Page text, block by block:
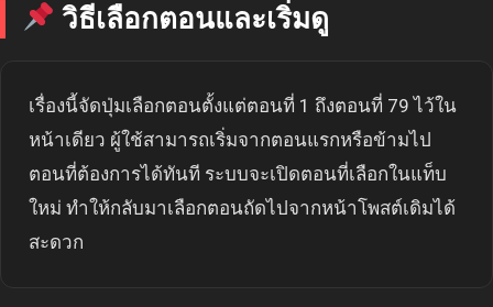
วิธีเลือกตอนและเริ่มดู
เรื่องนี้จัดปุ่มเลือกตอนตั้งแต่ตอนที่ 1 ถึงตอนที่ 79 ไว้ใน
หน้าเดียว ผู้ใช้สามารถเริ่มจากตอนแรกหรือข้ามไป
ตอนที่ต้องการได้ทันที ระบบจะเปิดตอนที่เลือกในแท็บ
ใหม่ ทำให้กลับมาเลือกตอนถัดไปจากหน้าโพสต์เดิมได้
สะดวก